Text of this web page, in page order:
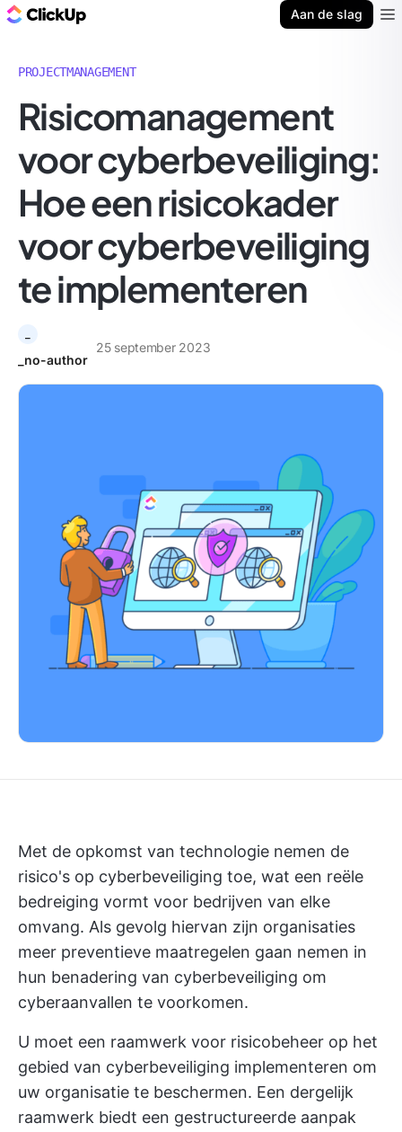
Aan de slag
PROJECTMANAGEMENT
Risicomanagement
voor cyberbeveiliging:
Hoe een risicokader
voor cyberbeveiliging
te implementeren
_no-author
25 september 2023
Met de opkomst van technologie nemen de
risico's op cyberbeveiliging toe, wat een reële
bedreiging vormt voor bedrijven van elke
omvang. Als gevolg hiervan zijn organisaties
meer preventieve maatregelen gaan nemen in
hun benadering van cyberbeveiliging om
cyberaanvallen te voorkomen.
U moet een raamwerk voor risicobeheer op het
gebied van cyberbeveiliging implementeren om
uw organisatie te beschermen. Een dergelijk
raamwerk biedt een gestructureerde aanpak